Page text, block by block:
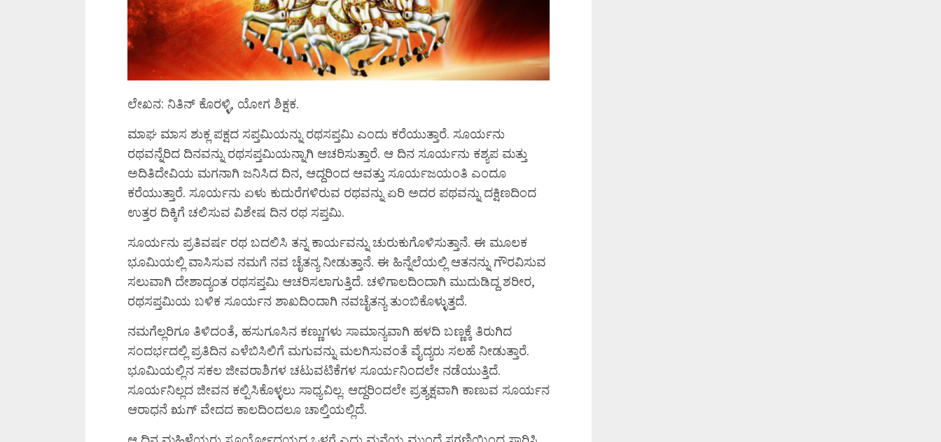
ಲೇಖನ: ನಿತಿನ್ ಕೊರಳ್ಳಿ, ಯೋಗ ಶಿಕ್ಷಕ.
ಮಾಘ ಮಾಸ ಶುಕ್ಲ ಪಕ್ಷದ ಸಪ್ತಮಿಯನ್ನು ರಥಸಪ್ತಮಿ ಎಂದು ಕರೆಯುತ್ತಾರೆ. ಸೂರ್ಯನು
ರಥವನ್ನೆರಿದ ದಿನವನ್ನು ರಥಸಪ್ತಮಿಯನ್ನಾಗಿ ಆಚರಿಸುತ್ತಾರೆ. ಆ ದಿನ ಸೂರ್ಯನು ಕಶ್ಯಪ ಮತ್ತು
ಅದಿತಿದೇವಿಯ ಮಗನಾಗಿ ಜನಿಸಿದ ದಿನ, ಆದ್ದರಿಂದ ಆವತ್ತು ಸೂರ್ಯಜಯಂತಿ ಎಂದೂ
ಕರೆಯುತ್ತಾರೆ. ಸೂರ್ಯನು ಏಳು ಕುದುರೆಗಳಿರುವ ರಥವನ್ನು ಏರಿ ಅದರ ಪಥವನ್ನು ದಕ್ಷಿಣದಿಂದ
ಉತ್ತರ ದಿಕ್ಕಿಗೆ ಚಲಿಸುವ ವಿಶೇಷ ದಿನ ರಥ ಸಪ್ತಮಿ.
ಸೂರ್ಯನು ಪ್ರತಿವರ್ಷ ರಥ ಬದಲಿಸಿ ತನ್ನ ಕಾರ್ಯವನ್ನು ಚುರುಕುಗೊಳಿಸುತ್ತಾನೆ. ಈ ಮೂಲಕ
ಭೂಮಿಯಲ್ಲಿ ವಾಸಿಸುವ ನಮಗೆ ನವ ಚೈತನ್ಯ ನೀಡುತ್ತಾನೆ. ಈ ಹಿನ್ನೆಲೆಯಲ್ಲಿ ಆತನನ್ನು ಗೌರವಿಸುವ
ಸಲುವಾಗಿ ದೇಶಾದ್ಯಂತ ರಥಸಪ್ತಮಿ ಆಚರಿಸಲಾಗುತ್ತಿದೆ. ಚಳಿಗಾಲದಿಂದಾಗಿ ಮುದುಡಿದ್ದ ಶರೀರ,
ರಥಸಪ್ತಮಿಯ ಬಳಿಕ ಸೂರ್ಯನ ಶಾಖದಿಂದಾಗಿ ನವಚೈತನ್ಯ ತುಂಬಿಕೊಳ್ಳುತ್ತದೆ.
ನಮಗೆಲ್ಲರಿಗೂ ತಿಳಿದಂತೆ, ಹಸುಗೂಸಿನ ಕಣ್ಣುಗಳು ಸಾಮಾನ್ಯವಾಗಿ ಹಳದಿ ಬಣ್ಣಕ್ಕೆ ತಿರುಗಿದ
ಸಂದರ್ಭದಲ್ಲಿ ಪ್ರತಿದಿನ ಎಳೆಬಿಸಿಲಿಗೆ ಮಗುವನ್ನು ಮಲಗಿಸುವಂತೆ ವೈದ್ಯರು ಸಲಹೆ ನೀಡುತ್ತಾರೆ.
ಭೂಮಿಯಲ್ಲಿನ ಸಕಲ ಜೀವರಾಶಿಗಳ ಚಟುವಟಿಕೆಗಳ ಸೂರ್ಯನಿಂದಲೇ ನಡೆಯುತ್ತಿದೆ.
ಸೂರ್ಯನಿಲ್ಲದ ಜೀವನ ಕಲ್ಪಿಸಿಕೊಳ್ಳಲು ಸಾಧ್ಯವಿಲ್ಲ. ಆದ್ದರಿಂದಲೇ ಪ್ರತ್ಯಕ್ಷವಾಗಿ ಕಾಣುವ ಸೂರ್ಯನ
ಆರಾಧನೆ ಋಗ್ ವೇದದ ಕಾಲದಿಂದಲೂ ಚಾಲ್ತಿಯಲ್ಲಿದೆ.